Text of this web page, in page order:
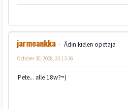
jarmoankka
Ädin kielen opetaja
October 30, 2008, 20:13:36
Pete... alle 18w?=)